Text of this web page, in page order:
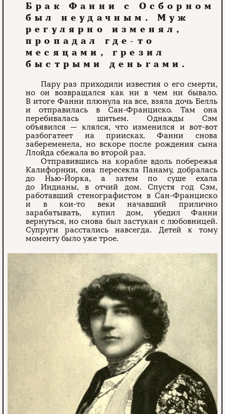
Брак Фанни с Осборном
был неудачным. Муж
регулярно изменял,
пропадал где-то
месяцами, грезил
быстрыми деньгами.
Пару раз приходили известия о его смерти,
но он возвращался как ни в чем ни бывало.
В итоге Фанни плюнула на все, взяла дочь Белль
и отправилась в Сан-Франциско. Там она
перебивалась шитьем. Однажды Сэм
объявился — клялся, что изменился и вот-вот
разбогатеет на приисках. Фанни снова
забеременела, но вскоре после рождения сына
Ллойда сбежала во второй раз.
Отправившись на корабле вдоль побережья
Калифорнии, она пересекла Панаму, добралась
до Нью-Йорка, а затем по суше ехала
до Индианы, в отчий дом. Спустя год Сэм,
работавший стенографистом в Сан-Франциско
и в кои-то веки начавший прилично
зарабатывать, купил дом, убедил Фанни
вернуться, но снова был застукан с любовницей.
Супруги расстались навсегда. Детей к тому
моменту было уже трое.